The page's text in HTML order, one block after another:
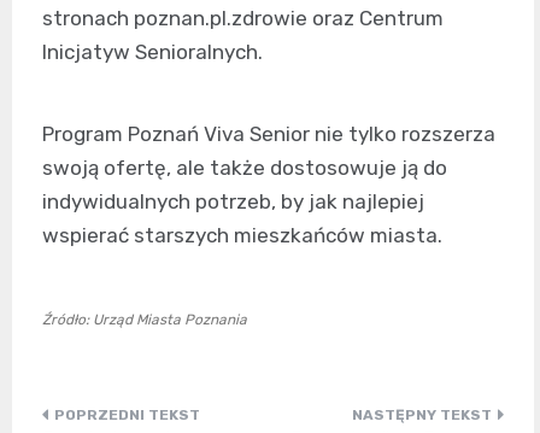
stronach poznan.pl.zdrowie oraz Centrum
Inicjatyw Senioralnych.
Program Poznań Viva Senior nie tylko rozszerza
swoją ofertę, ale także dostosowuje ją do
indywidualnych potrzeb, by jak najlepiej
wspierać starszych mieszkańców miasta.
Źródło: Urząd Miasta Poznania
Nawigacja